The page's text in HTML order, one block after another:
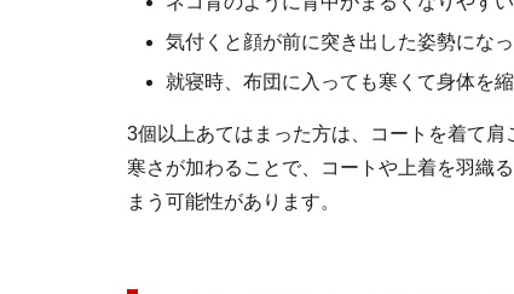
気付くと顔が前に突き出した姿勢になっ
就寝時、布団に入っても寒くて身体を縮
3個以上あてはまった方は、コートを着て肩
寒さが加わることで、コートや上着を羽織
まう可能性があります。